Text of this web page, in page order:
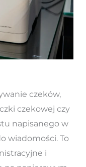
czeków,
czekowej czy
napisanego w
wiadomości. To
i